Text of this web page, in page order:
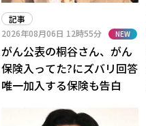
記事
2026年08月06日 12時55分 NEW
がん公表の桐谷さん、がん
保険入ってた?にズバリ回答
唯一加入する保険も告白